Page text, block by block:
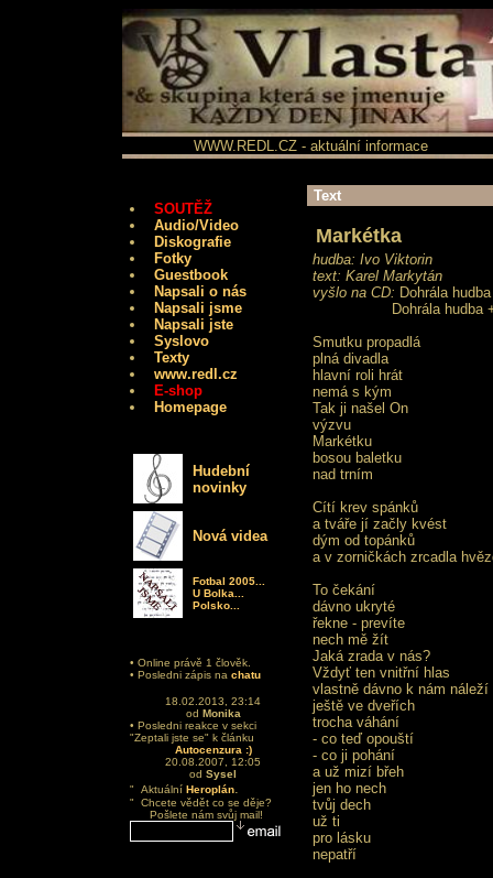
WWW.REDL.CZ - aktuální informace
SOUTĚŽ
Audio/Video
Diskografie
Fotky
Guestbook
Napsali o nás
Napsali jsme
Napsali jste
Syslovo
Texty
www.redl.cz
E-shop
Homepage
Hudební
novinky
Nová videa
Fotbal 2005...
U Bolka...
Polsko...
• Online právě 1 člověk.
• Posledni zápis na chatu
18.02.2013, 23:14
od Monika
• Posledni reakce v sekci
"Zeptali jste se" k článku
Autocenzura :)
20.08.2007, 12:05
od Sysel
" Aktuální Heroplán.
" Chcete vědět co se děje?
Pošlete nám svůj mail!
Text
Markétka
hudba: Ivo Viktorin
text: Karel Markytán
vyšlo na CD: Dohrála hudba
Dohrála hudba
Smutku propadlá
plná divadla
hlavní roli hrát
nemá s kým
Tak ji našel On
výzvu
Markétku
bosou baletku
nad trním
Cítí krev spánků
a tváře jí začly kvést
dým od topánků
a v zorničkách zrcadla
To čekání
dávno ukryté
řekne - prevíte
nech mě žít
Jaká zrada v nás?
Vždyť ten vnitřní hlas
vlastně dávno k nám náleží
ještě ve dveřích
trocha váhání
- co teď opouští
- co ji pohání
a už mizí břeh
jen ho nech
tvůj dech
už ti
pro lásku
nepatří